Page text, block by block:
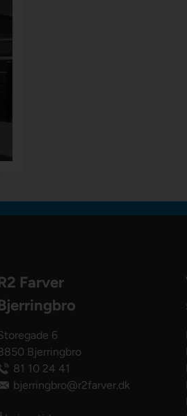
Farver
6
Bjerringbro
81 10 24 41
bjerringbro@r2farver.dk